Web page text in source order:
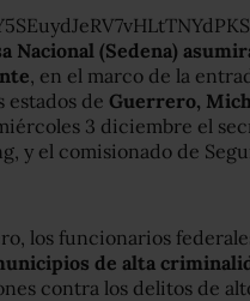
Nacional (Sedena)
, en el marco de la
estados de Guerrero,
3 diciembre el
y el comisionado de
los funcionarios
de alta
contra los delitos de